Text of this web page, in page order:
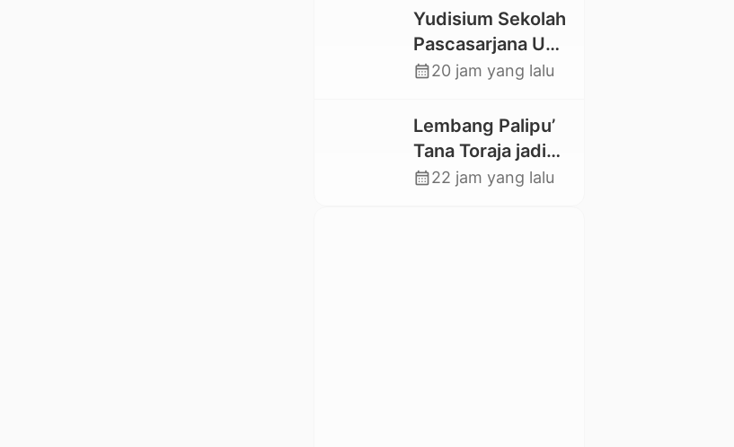
Jalan Sepanjang
500 Meter
Yudisium Sekolah
Pascasarjana UKI
Toraja Lahirkan 58
calendar_month20 jam yang lalu
Lembang Palipu’
Tana Toraja jadi
Percontohan
calendar_month22 jam yang lalu